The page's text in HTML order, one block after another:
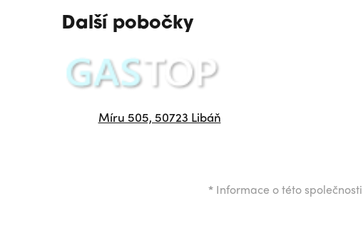
Další pobočky
Míru 505, 50723 Libáň
* Informace o této